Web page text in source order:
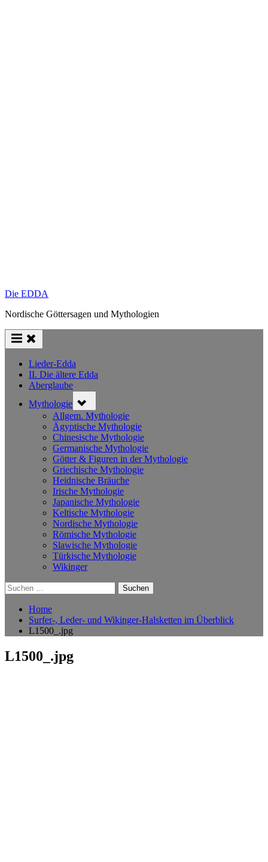
Die EDDA
Nordische Göttersagen und Mythologien
Lieder-Edda
II. Die ältere Edda
Aberglaube
Mythologie sub-
menu
Allgem. Mythologie
Ägyptische Mythologie
Chinesische Mythologie
Germanische Mythologie
Götter & Figuren in der Mythologie
Griechische Mythologie
Heidnische Bräuche
Irische Mythologie
Japanische Mythologie
Keltische Mythologie
Nordische Mythologie
Römische Mythologie
Slawische Mythologie
Türkische Mythologie
Wikinger
Suchen
nach:
Home
Surfer-, Leder- und Wikinger-Halsketten im Überblick
L1500_.jpg
L1500_.jpg